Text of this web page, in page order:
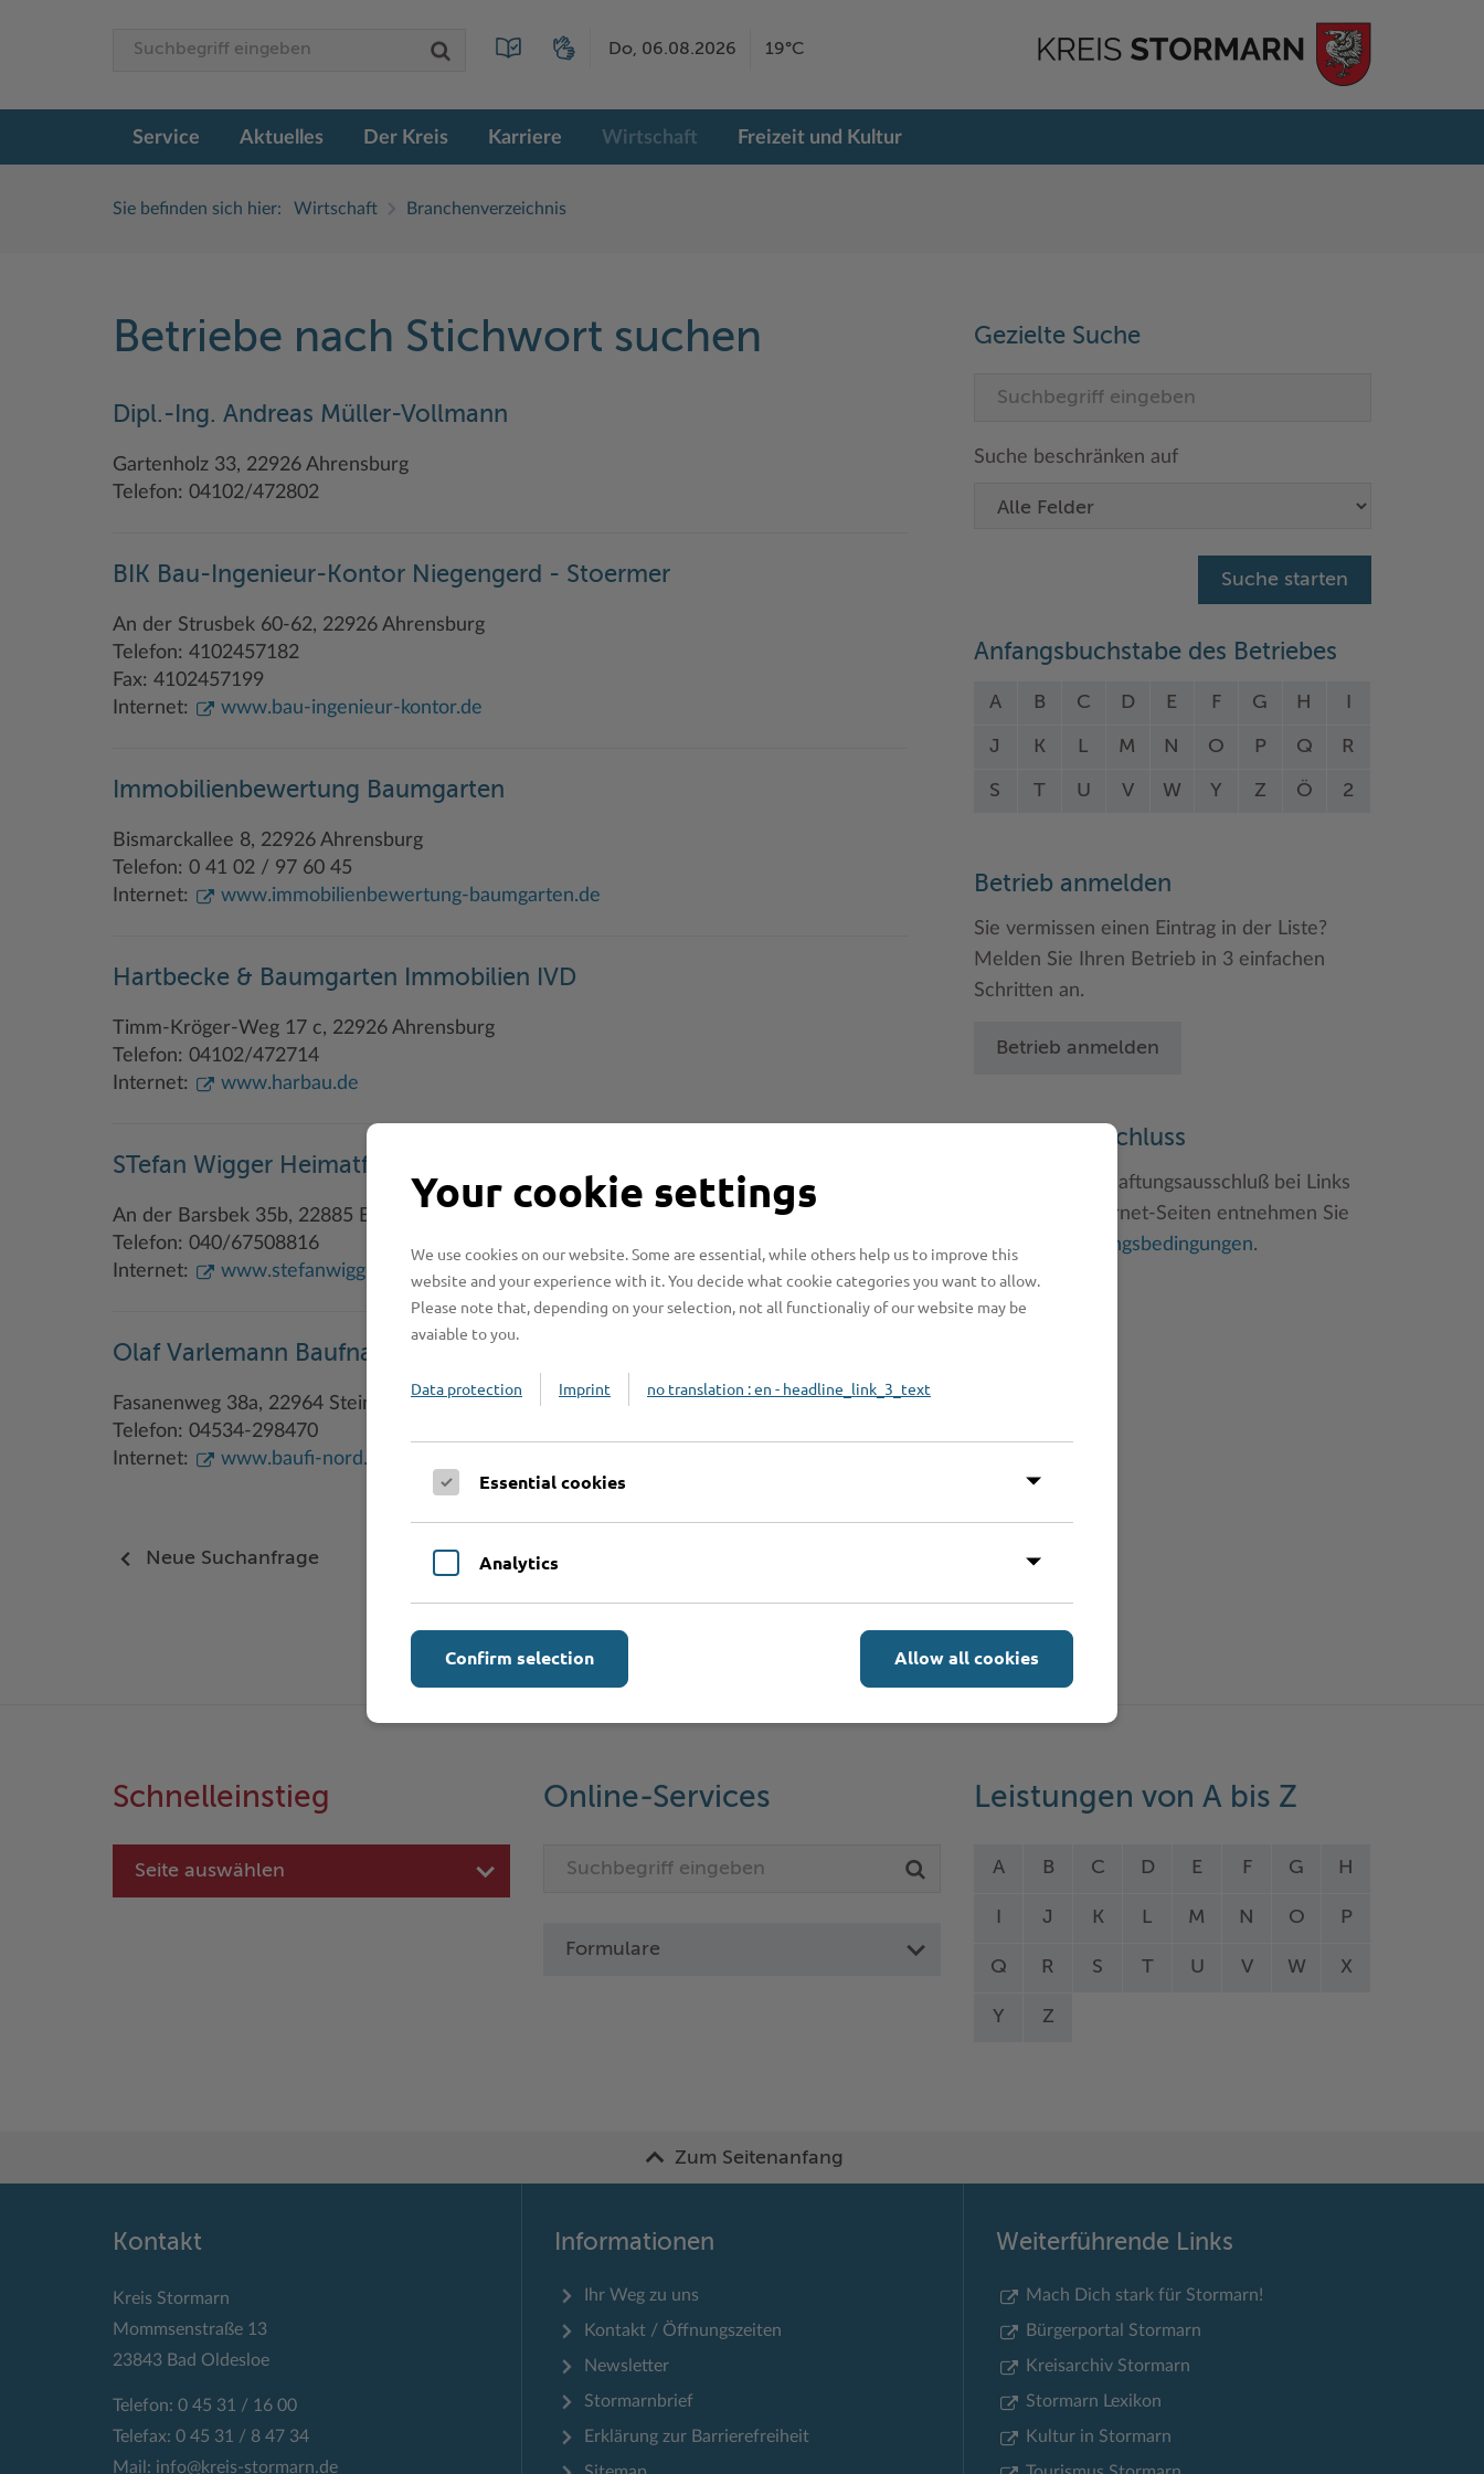
Do, 06.08.2026 19°C
Service Aktuelles Der Kreis Karriere Wirtschaft Freizeit und Kultur
Sie befinden sich hier: Wirtschaft Branchenverzeichnis
Betriebe nach Stichwort suchen
Dipl.-Ing. Andreas Müller-Vollmann
Gartenholz 33, 22926 Ahrensburg
Telefon: 04102/472802
BIK Bau-Ingenieur-Kontor Niegengerd - Stoermer
An der Strusbek 60-62, 22926 Ahrensburg
Telefon: 4102457182
Fax: 4102457199
Internet:
www.bau-ingenieur-kontor.de
Immobilienbewertung Baumgarten
Bismarckallee 8, 22926 Ahrensburg
Telefon: 0 41 02 / 97 60 45
Internet:
www.immobilienbewertung-baumgarten.de
Hartbecke & Baumgarten Immobilien IVD
Timm-Kröger-Weg 17 c, 22926 Ahrensburg
Telefon: 04102/472714
Internet:
www.harbau.de
STefan Wigger Heimatfotograf Stormarn
An der Barsbek 35b, 22885 Barsbüttel
Telefon: 040/67508816
Internet:
www.stefanwigger.fotograf.de
Olaf Varlemann Baufnanzierunsgberatung
Fasanenweg 38a, 22964 Steinburg
Telefon: 04534-298470
Internet:
www.baufi-nord.de
Neue Suchanfrage
Gezielte Suche
Suche beschränken auf
Anfangsbuchstabe des Betriebes
A B C D E F G H
J K L M N O P Q R
S T U V W Y Z Ö 2
Betrieb anmelden
Sie vermissen einen Eintrag in der Liste?
Melden Sie Ihren Betrieb in 3 einfachen
Schritten an.
Betrieb anmelden
Haftungsauschluss
Hinweise zum Haftungsausschluß bei Links
zu anderen Internet-Seiten entnehmen Sie
bitte den
Nutzungsbedingungen.
Schnelleinstieg
Seite auswählen
Online-Services
Formulare
Leistungen von A bis Z
A B C D E F G H
J K L M N O P
Q R S T U V W X
Y Z
Zum Seitenanfang
Kontakt
Kreis Stormarn
Mommsenstraße 13
23843 Bad Oldesloe
Telefon: 0 45 31 / 16 00
Telefax: 0 45 31 / 8 47 34
Mail: info@kreis-stormarn.de
Informationen
Ihr Weg zu uns
Kontakt / Öffnungszeiten
Newsletter
Stormarnbrief
Erklärung zur Barrierefreiheit
Weiterführende Links
Mach Dich stark für Stormarn!
Bürgerportal Stormarn
Kreisarchiv Stormarn
Stormarn Lexikon
Kultur in Stormarn
Your cookie settings
We use cookies on our website. Some are essential, while others help us to improve this
website and your experience with it. You decide what cookie categories you want to allow.
Please note that, depending on your selection, not all functionaliy of our website may be
avaiable to you.
Data protection Imprint no translation : en - headline_link_3_text
Essential cookies
Analytics
Allow all cookies
Confirm selection